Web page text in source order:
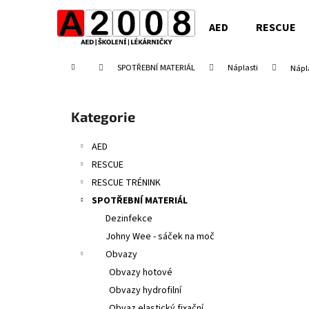
AED RESCUE
Domů SPOTŘEBNÍ MATERIÁL Náplasti
Přeskočit
kategorie
Kategorie
AED
RESCUE
RESCUE TRÉNINK
SPOTŘEBNÍ MATERIÁL
Dezinfekce
Johny Wee - sáček na moč
Obvazy
Obvazy hotové
Obvazy hydrofilní
Zpět
Zpět